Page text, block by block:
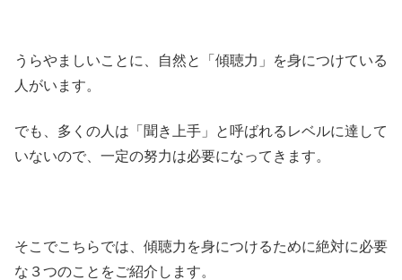
うらやましいことに、自然と「傾聴力」を身につけている
人がいます。
でも、多くの人は「聞き上手」と呼ばれるレベルに達して
いないので、一定の努力は必要になってきます。
そこでこちらでは、傾聴力を身につけるために絶対に必要
な３つのことをご紹介します。